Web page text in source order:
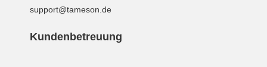
support@tameson.de
Kundenbetreuung